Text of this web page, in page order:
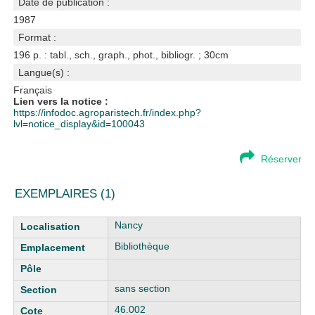
1987
Format :
196 p. : tabl., sch., graph., phot., bibliogr. ; 30cm
Langue(s) :
Français
Lien vers la notice :
https://infodoc.agroparistech.fr/index.php?
lvl=notice_display&id=100043
Réserver
EXEMPLAIRES (1)
Liste des exemplaires
Nancy
Bibliothèque
sans section
46.002